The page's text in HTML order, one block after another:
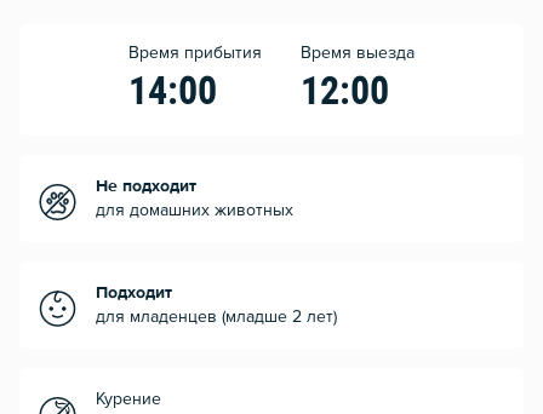
Время прибытия
14:00
Время выезда
12:00
Не подходит
для домашних животных
Подходит
для младенцев (младше 2 лет)
Курение